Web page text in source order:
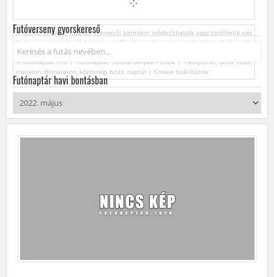
A futóversenyek / futások szervezői bármikor módosíthatják vagy törölhetik egy
futóverseny / futás kiírását. Az ebből származó esetleges károkért a futónaptár
üzemeltetője felelősséget nem vállal.
© futonaptar.info | Futónaptár, futóversenyek - 2024 | Terepfutás, ultra futás,
maraton, félmaraton, közösségi futás, naptár | Cookie beállítások
Futóverseny gyorskereső
Keresés...
Futónaptár havi bontásban